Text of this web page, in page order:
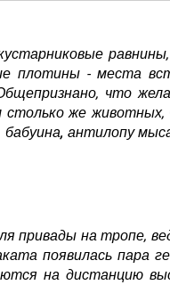
плотины - места
что
столько же
антилопу
привады на тропе,
появилась пара
на дистанцию